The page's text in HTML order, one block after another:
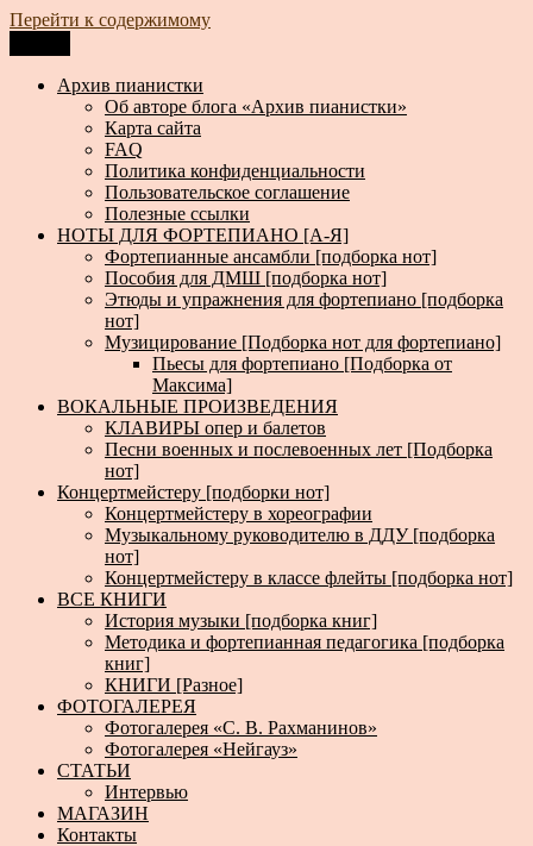
Перейти к содержимому
Архив пианистки
Всё для пианистов: ноты, книги, музыка, статьи…
Архив пианистки
Об авторе блога «Архив пианистки»
Карта сайта
FAQ
Политика конфиденциальности
Пользовательское соглашение
Полезные ссылки
НОТЫ ДЛЯ ФОРТЕПИАНО [А-Я]
Фортепианные ансамбли [подборка нот]
Пособия для ДМШ [подборка нот]
Этюды и упражнения для фортепиано [подборка
нот]
Музицирование [Подборка нот для фортепиано]
Пьесы для фортепиано [Подборка от
Максима]
ВОКАЛЬНЫЕ ПРОИЗВЕДЕНИЯ
КЛАВИРЫ опер и балетов
Песни военных и послевоенных лет [Подборка
нот]
Концертмейстеру [подборки нот]
Концертмейстеру в хореографии
Музыкальному руководителю в ДДУ [подборка
нот]
Концертмейстеру в классе флейты [подборка нот]
ВСЕ КНИГИ
История музыки [подборка книг]
Методика и фортепианная педагогика [подборка
книг]
КНИГИ [Разное]
ФОТОГАЛЕРЕЯ
Фотогалерея «С. В. Рахманинов»
Фотогалерея «Нейгауз»
СТАТЬИ
Интервью
МАГАЗИН
Контакты